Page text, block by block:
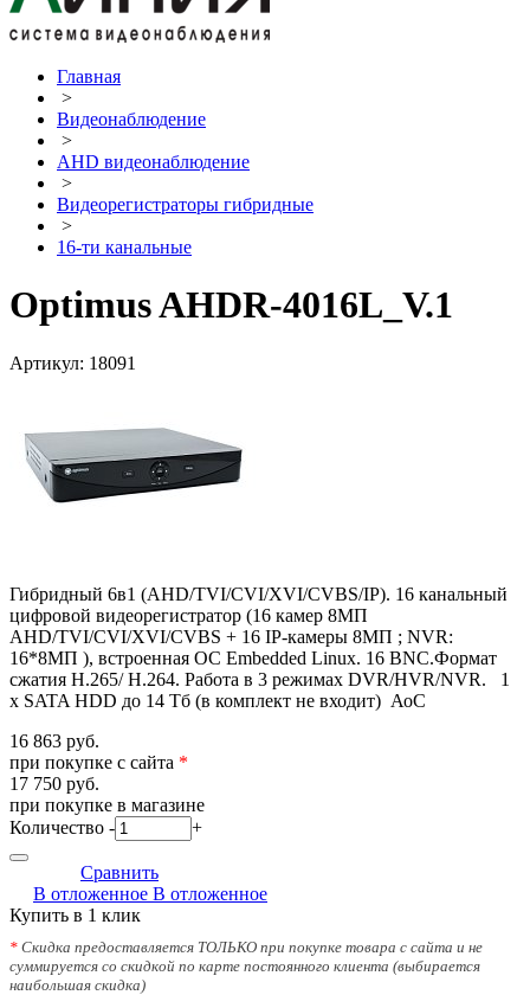
Главная
>
Видеонаблюдение
>
AHD видеонаблюдение
>
Видеорегистраторы гибридные
>
16-ти канальные
Optimus AHDR-4016L_V.1
Артикул: 18091
Гибридный 6в1 (AHD/TVI/CVI/XVI/CVBS/IP). 16 канальный
цифровой видеорегистратор (16 камер 8MП
AHD/TVI/CVI/XVI/CVBS + 16 IP-камеры 8MП ; NVR:
16*8МП ), встроенная ОС Embedded Linux. 16 BNC.Формат
сжатия H.265/ H.264. Работа в 3 режимах DVR/HVR/NVR. 1
х SATA HDD до 14 Тб (в комплект не входит) АоС
16 863 руб.
при покупке с сайта *
17 750 руб.
при покупке в магазине
Количество - +
Сравнить
В отложенное В отложенное
Купить в 1 клик
* Скидка предоставляется ТОЛЬКО при покупке товара с сайта и не
суммируется со скидкой по карте постоянного клиента (выбирается
наибольшая скидка)